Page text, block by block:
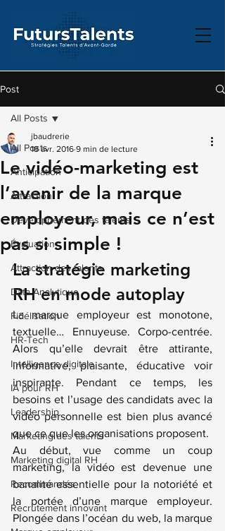
Post
All Posts
Anticipation
Attraction
Développement des talents
Évaluation
Attraction des talents
Data Analytique
Fidélisation
HR-Tech
Intelligence digitale
IA pour RH
Leadership
Marketing des talents
Marketing digital RH
Recommandés
Recrutement innovant
All Posts
Le vidéo-marketing est
l’avenir de la marque
employeur, mais ce n’est
pas si simple !
jbaudrerie
18 avr. 2016 9 min de lecture
La stratégie marketing
RH en mode autoplay
La marque employeur est monotone,
textuelle… Ennuyeuse. Corpo-centrée.
Alors qu’elle devrait être attirante,
informative, plaisante, éducative voir
inspirante. Pendant ce temps, les
besoins et l’usage des candidats avec la
vidéo personnelle est bien plus avancé
que ce que les organisations proposent.
Au début, vue comme un coup
marketing, la vidéo est devenue une
banalité essentielle pour la notoriété et
la portée d’une marque employeur.
Plongée dans l’océan du web, la marque